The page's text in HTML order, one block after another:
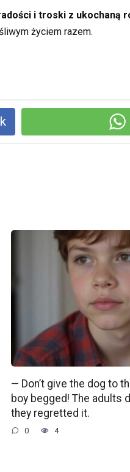
i troski z ukochaną
życiem razem.
— Don’t give the dog to
boy begged! The adults
they regretted it.
0 4